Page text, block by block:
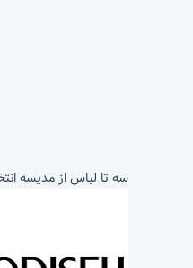
سه تا لباس از مدیسه